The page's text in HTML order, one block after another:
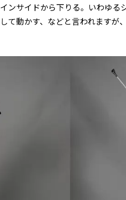
ンサイドから下りる。いわゆる
て動かす、などと言われますが